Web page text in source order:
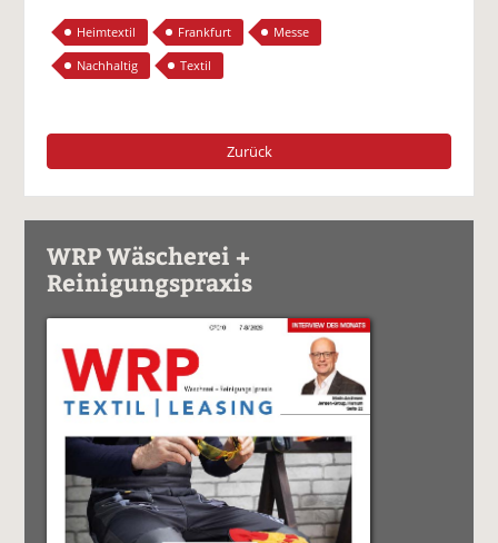
Heimtextil Frankfurt
Messe
Nachhaltig
Textil
Zurück
WRP Wäscherei +
Reinigungspraxis